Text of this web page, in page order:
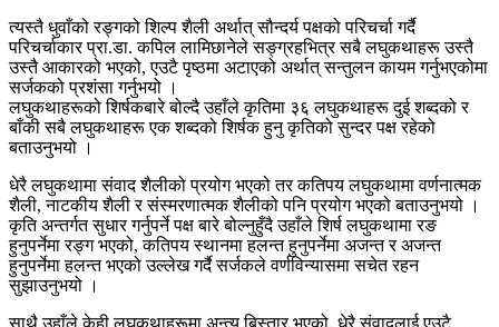
त्यस्तै धुवाँको रङ्गको शिल्प शैली अर्थात् सौन्दर्य पक्षको परिचर्चा गर्दै
परिचर्चाकार प्रा.डा. कपिल लामिछानेले सङ्ग्रहभित्र सबै लघुकथाहरू उस्तै
उस्तै आकारको भएको, एउटै पृष्ठमा अटाएको अर्थात् सन्तुलन कायम गर्नुभएकोमा
सर्जकको प्रशंसा गर्नुभयो ।
लघुकथाहरूको शिर्षकबारे बोल्दै उहाँले कृतिमा ३६ लघुकथाहरू दुई शब्दको र
बाँकी सबै लघुकथाहरू एक शब्दको शिर्षक हुनु कृतिको सुन्दर पक्ष रहेको
बताउनुभयो ।
धेरै लघुकथामा संवाद शैलीको प्रयोग भएको तर कतिपय लघुकथामा वर्णनात्मक
शैली, नाटकीय शैली र संस्मरणात्मक शैलीको पनि प्रयोग भएको बताउनुभयो ।
कृति अन्तर्गत सुधार गर्नुपर्ने पक्ष बारे बोल्नुहुँदै उहाँले शिर्ष लघुकथामा रङ
हुनुपर्नेमा रङ्ग भएको, कतिपय स्थानमा हलन्त हुनुपर्नेमा अजन्त र अजन्त
हुनुपर्नेमा हलन्त भएको उल्लेख गर्दै सर्जकले वर्णविन्यासमा सचेत रहन
सुझाउनुभयो ।
साथै उहाँले केही लघुकथाहरूमा अन्त्य बिस्तार भएको, धेरै संवादलाई एउटै